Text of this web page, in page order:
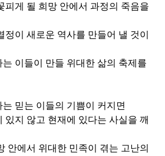
피게 될 희망 안에서 과정의 죽음을
정이 새로운 역사를 만들어 낼 것이
이들이 만들 위대한 삶의 축제를
믿는 이들의 기쁨이 커지면
있지 않고 현재에 있다는 사실을 깨
안에서 위대한 민족이 겪는 고난의